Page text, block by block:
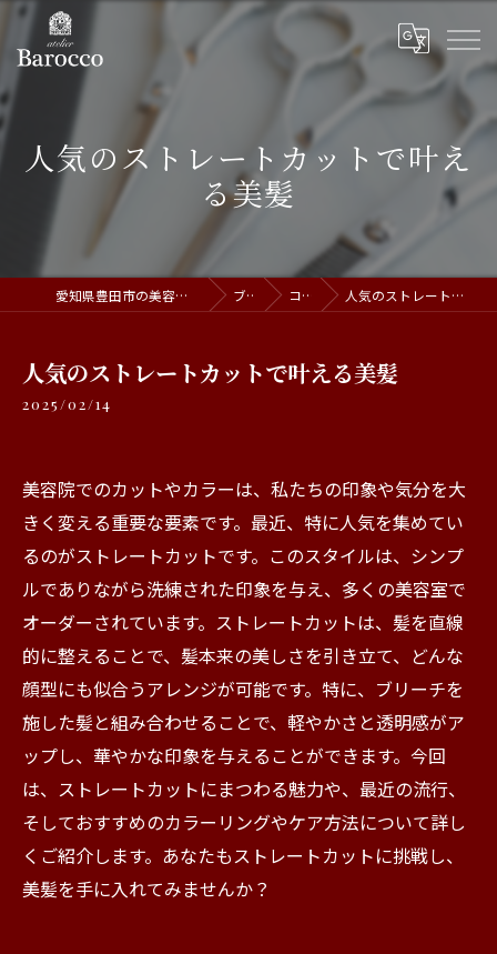
人気のストレートカットで叶え
る美髪
愛知県豊田市の美容室ならatelier Barocco ブログ コラム 人気のストレートカットで叶える美髪
人気のストレートカットで叶える美髪
2025/02/14
美容院でのカットやカラーは、私たちの印象や気分を大
きく変える重要な要素です。最近、特に人気を集めてい
るのがストレートカットです。このスタイルは、シンプ
ルでありながら洗練された印象を与え、多くの美容室で
オーダーされています。ストレートカットは、髪を直線
的に整えることで、髪本来の美しさを引き立て、どんな
顔型にも似合うアレンジが可能です。特に、ブリーチを
施した髪と組み合わせることで、軽やかさと透明感がア
ップし、華やかな印象を与えることができます。今回
は、ストレートカットにまつわる魅力や、最近の流行、
そしておすすめのカラーリングやケア方法について詳し
くご紹介します。あなたもストレートカットに挑戦し、
美髪を手に入れてみませんか？